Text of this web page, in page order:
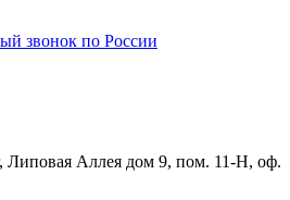
звонок по России
Липовая Аллея дом 9, пом. 11-Н, оф.